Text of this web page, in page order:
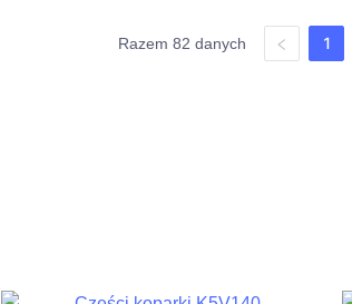
Razem 82 danych 1